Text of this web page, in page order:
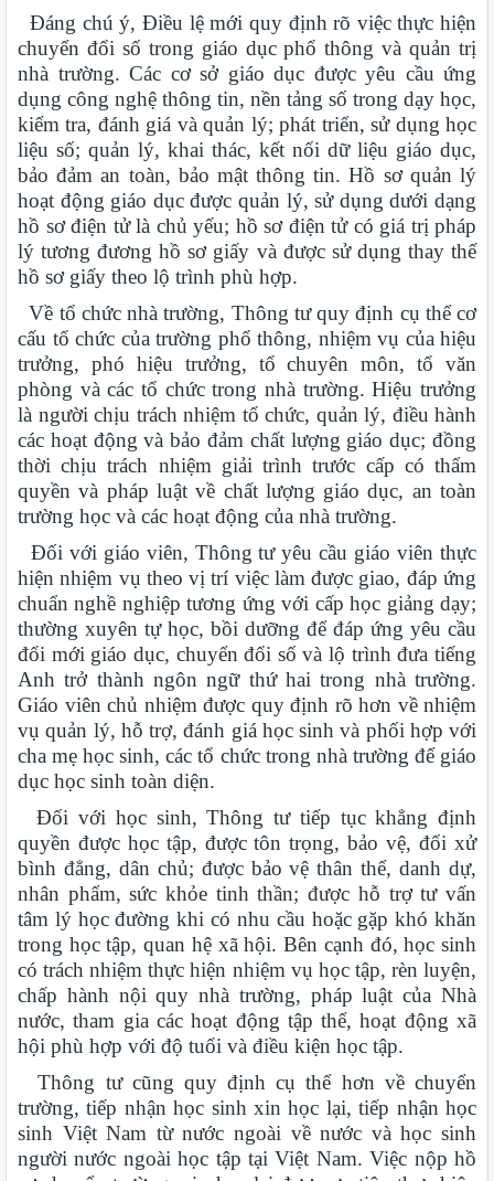
Đáng chú ý, Điều lệ mới quy định rõ việc thực hiện
chuyển đổi số trong giáo dục phổ thông và quản trị
nhà trường. Các cơ sở giáo dục được yêu cầu ứng
dụng công nghệ thông tin, nền tảng số trong dạy học,
kiểm tra, đánh giá và quản lý; phát triển, sử dụng học
liệu số; quản lý, khai thác, kết nối dữ liệu giáo dục,
bảo đảm an toàn, bảo mật thông tin. Hồ sơ quản lý
hoạt động giáo dục được quản lý, sử dụng dưới dạng
hồ sơ điện tử là chủ yếu; hồ sơ điện tử có giá trị pháp
lý tương đương hồ sơ giấy và được sử dụng thay thế
hồ sơ giấy theo lộ trình phù hợp.
Về tổ chức nhà trường, Thông tư quy định cụ thể cơ
cấu tổ chức của trường phổ thông, nhiệm vụ của hiệu
trưởng, phó hiệu trưởng, tổ chuyên môn, tổ văn
phòng và các tổ chức trong nhà trường. Hiệu trưởng
là người chịu trách nhiệm tổ chức, quản lý, điều hành
các hoạt động và bảo đảm chất lượng giáo dục; đồng
thời chịu trách nhiệm giải trình trước cấp có thẩm
quyền và pháp luật về chất lượng giáo dục, an toàn
trường học và các hoạt động của nhà trường.
Đối với giáo viên, Thông tư yêu cầu giáo viên thực
hiện nhiệm vụ theo vị trí việc làm được giao, đáp ứng
chuẩn nghề nghiệp tương ứng với cấp học giảng dạy;
thường xuyên tự học, bồi dưỡng để đáp ứng yêu cầu
đổi mới giáo dục, chuyển đổi số và lộ trình đưa tiếng
Anh trở thành ngôn ngữ thứ hai trong nhà trường.
Giáo viên chủ nhiệm được quy định rõ hơn về nhiệm
vụ quản lý, hỗ trợ, đánh giá học sinh và phối hợp với
cha mẹ học sinh, các tổ chức trong nhà trường để giáo
dục học sinh toàn diện.
Đối với học sinh, Thông tư tiếp tục khẳng định
quyền được học tập, được tôn trọng, bảo vệ, đối xử
bình đẳng, dân chủ; được bảo vệ thân thể, danh dự,
nhân phẩm, sức khỏe tinh thần; được hỗ trợ tư vấn
tâm lý học đường khi có nhu cầu hoặc gặp khó khăn
trong học tập, quan hệ xã hội. Bên cạnh đó, học sinh
có trách nhiệm thực hiện nhiệm vụ học tập, rèn luyện,
chấp hành nội quy nhà trường, pháp luật của Nhà
nước, tham gia các hoạt động tập thể, hoạt động xã
hội phù hợp với độ tuổi và điều kiện học tập.
Thông tư cũng quy định cụ thể hơn về chuyển
trường, tiếp nhận học sinh xin học lại, tiếp nhận học
sinh Việt Nam từ nước ngoài về nước và học sinh
người nước ngoài học tập tại Việt Nam. Việc nộp hồ